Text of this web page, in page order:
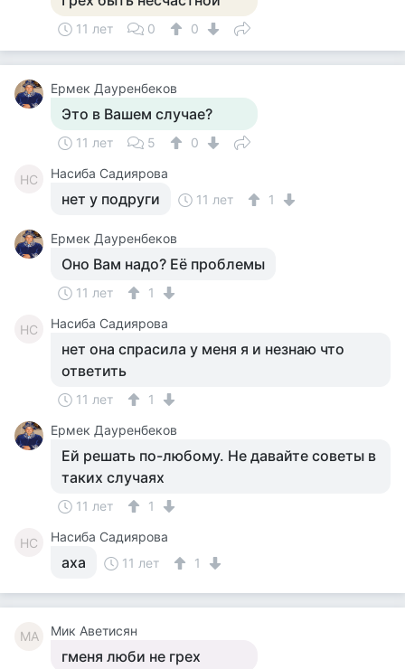
11 лет 0 0
Ермек Дауренбеков
Это в Вашем случае?
11 лет 5 0
НС Насиба Садиярова
нет у подруги 11 лет 1
Ермек Дауренбеков
Оно Вам надо? Её проблемы
11 лет 1
НС Насиба Садиярова
нет она спрасила у меня я и незнаю что
ответить
11 лет
1
Ермек Дауренбеков
Ей решать по-любому. Не давайте советы в
таких случаях
11 лет 1
НС Насиба Садиярова
аха 11 лет 1
МА Мик Аветисян
гменя люби не грех